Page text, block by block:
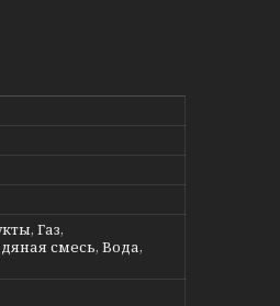
Газ,
смесь, Вода,